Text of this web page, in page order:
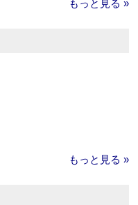
もっと見る »
もっと見る »